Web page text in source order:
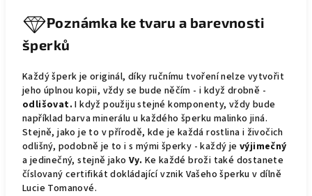
Poznámka ke tvaru a barevnosti
šperků
Každý šperk je originál, díky ručnímu tvoření nelze vytvořit
jeho úplnou kopii, vždy se bude něčím - i když drobně -
odlišovat. I když použiju stejné komponenty, vždy bude
například barva minerálu u každého šperku malinko jiná.
Stejně, jako je to v přírodě, kde je každá rostlina i živočich
odlišný, podobně je to i s mými šperky - každý je výjimečný
a jedinečný, stejně jako Vy. Ke každé broži také dostanete
číslovaný certifikát dokládající vznik Vašeho šperku v dílně
Lucie Tomanové.